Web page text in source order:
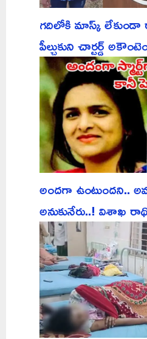
గదిలోకి మాస్క్
పీల్చుకుని చార్టర్డ్
అందగా ఉంటుందని..
అనుకునేరు..! విశాఖ